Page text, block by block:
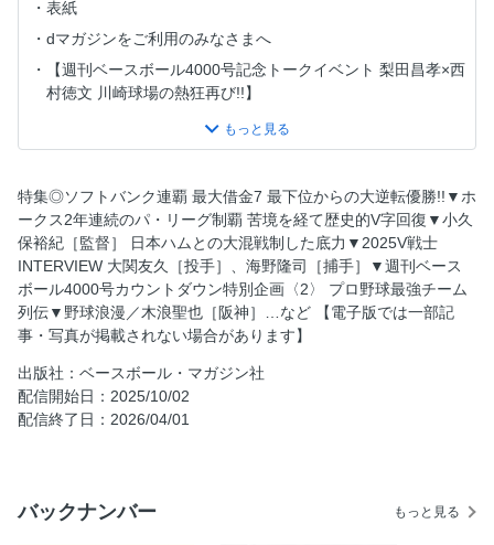
表紙
dマガジンをご利用のみなさまへ
【週刊ベースボール4000号記念トークイベント 梨田昌孝×西
村徳文 川崎球場の熱狂再び!!】
特集◎ソフトバンク連覇達成！ 21度目のリーグ優勝
歓喜の優勝シーン
ホークスナイン優勝会見＆喜び爆発！ 歓喜のビールかけ
V戦士インタビュー 大関友久［投手］ 理想からの逆算
V戦士インタビュー 海野隆司［捕手］ ヒントはグラウンドの
中に
編集部厳選！ 2025ソフトバンクのMVP L.モイネロ［投手］
鷹史上最強助っ人
男たち
2025 優勝への軌跡 借金7からの大逆転劇
栄光の鷹戦士たち Hawks 2025 Greatest Heroes
特集◎ソフトバンク連覇 最大借金7 最下位からの大逆転優勝!!▼ホ
ークス2年連続のパ・リーグ制覇 苦境を経て歴史的V字回復▼小久
保裕紀［監督］ 日本ハムとの大混戦制した底力▼2025V戦士
INTERVIEW 大関友久［投手］、海野隆司［捕手］▼週刊ベース
ボール4000号カウントダウン特別企画〈2〉 プロ野球最強チーム
列伝▼野球浪漫／木浪聖也［阪神］…など 【電子版では一部記
事・写真が掲載されない場合があります】
出版社：ベースボール・マガジン社
配信開始日：2025/10/02
配信終了日：2026/04/01
バックナンバー もっと見る